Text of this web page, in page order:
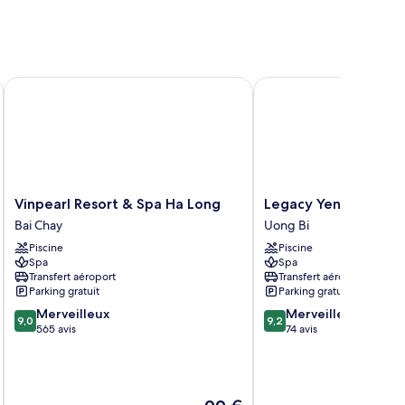
Vinpearl
Resort
&
Spa
Ha
Long
Bai
Chay
Vinpearl Resort & Spa Ha Long
Bai Chay
Piscine
Spa
Transfert aéroport
Parking gratuit
9.0
sur
9,0 Merveilleux
565 avis
Vinpearl Resort & Spa Ha Long
Legacy
Yen
Tu
-
MGallery
Uong
Bi
Legacy Yen Tu -
Uong Bi
Piscine
Spa
Transfert aéroport
Parking gratuit
9.2
sur
9,2 Merveilleux
74 avis
Legacy Yen Tu -